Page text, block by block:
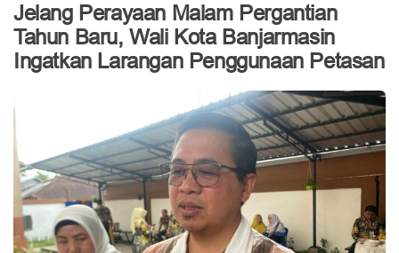
Jelang Perayaan Malam Pergantian
Tahun Baru, Wali Kota Banjarmasin
Ingatkan Larangan Penggunaan Petasan